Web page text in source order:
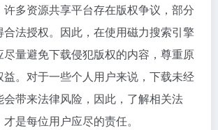
多资源共享平台存在版权争议，部分
合法授权。因此，在使用磁力搜索引擎
量避免下载侵犯版权的内容，尊重原
。对于一些个人用户来说，下载未经
带来法律风险，因此，了解相关法
是每位用户应尽的责任。